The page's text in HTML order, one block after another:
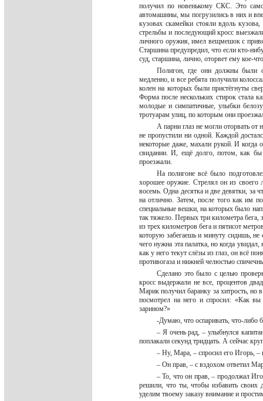
получил по новенькому СКС. Это
автомашины, мы погрузились в них и
кузовах скамейки стояли вдоль
стрельбы и последующий кросс
личного оружия, имел вещмешок с
Старшина предупредил, что если кто-
суд, старшина, лично, оторвет ему кое-
Полигон, где они должны были
медленно, и все ребята получили
колен на которых были пристёгнуты
Форма после нескольких стирок стала
молодые и симпатичные, улыбки
тротуарам улиц, по которым они
А парни глаз не могли оторвать от
не пропустили ни одной. Каждой
некоторые даже, махали рукой. И когда
свидании. И, ещё долго, потом, как бы
проезжали.
На полигоне всё было
хорошее оружие. Стрелял он из своего
восемь. Одна десятка и две девятки, за
на отлично. Затем, после того как им
специальные вешки, на которых было
так тяжело. Первых три километра бега,
из трех километров бега и пятисот
которую забегаешь и минуту сидишь, не
чего нужна эта палатка, но когда
как у него текут слёзы из глаз, он всё
противогаза и нижней челюстью
Сделано это было с целью
кросс выдержали не все, процентов
Марик получил баранку за хитрость, но
посмотрел на него и спросил: «Как
зарином?»
-Думаю, что оспаривать, что-
– Я очень рад, – улыбнулся
поплакали секунд тридцать. А сейчас
– Ну, Мара, – спросил его Игорь, –
– Он прав, – с вздохом ответил
– То, что он прав, – продолжал
решили, что ты, чтобы избавить своих
уделим твоему заказу внимание и